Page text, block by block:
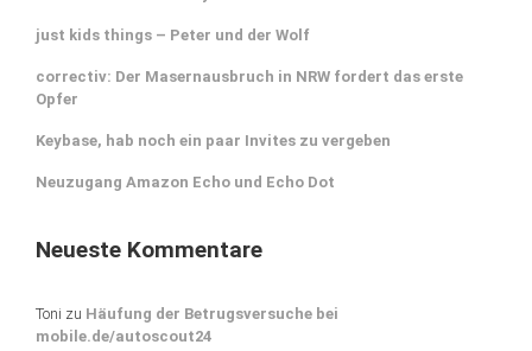
just kids things – Peter und der Wolf
correctiv: Der Masernausbruch in NRW fordert das erste
Opfer
Keybase, hab noch ein paar Invites zu vergeben
Neuzugang Amazon Echo und Echo Dot
Neueste Kommentare
Toni zu Häufung der Betrugsversuche bei
mobile.de/autoscout24